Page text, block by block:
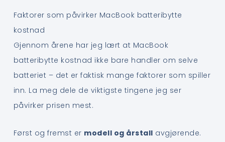
Faktorer som påvirker MacBook batteribytte
kostnad
Gjennom årene har jeg lært at MacBook
batteribytte kostnad ikke bare handler om selve
batteriet – det er faktisk mange faktorer som spiller
inn. La meg dele de viktigste tingene jeg ser
påvirker prisen mest.
Først og fremst er modell og årstall avgjørende.